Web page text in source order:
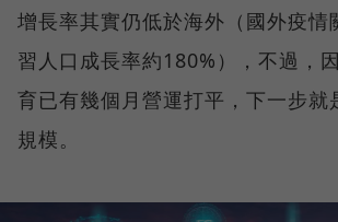
增長率其實仍低於海外（國外疫情
習人口成長率約180%），不過，
育已有幾個月營運打平，下一步就
規模。